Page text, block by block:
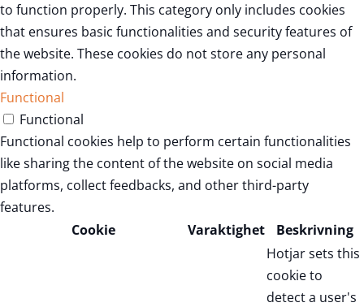
to function properly. This category only includes cookies
that ensures basic functionalities and security features of
the website. These cookies do not store any personal
information.
Functional
Functional
Functional cookies help to perform certain functionalities
like sharing the content of the website on social media
platforms, collect feedbacks, and other third-party
features.
Cookie
Varaktighet Beskrivning
Hotjar sets this
cookie to
detect a user's